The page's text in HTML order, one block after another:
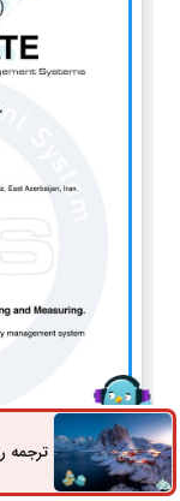
ترجمهراه های ارتباطی